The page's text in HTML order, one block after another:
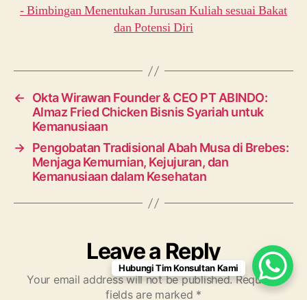
←
Okta Wirawan Founder & CEO PT ABINDO:
Almaz Fried Chicken Bisnis Syariah untuk
Kemanusiaan
→ Pengobatan Tradisional Abah Musa di Brebes:
Menjaga Kemurnian, Kejujuran, dan
Kemanusiaan dalam Kesehatan
Leave a Reply
Your email address will not be published. Required
fields are marked *
Hubungi Tim Konsultan Kami